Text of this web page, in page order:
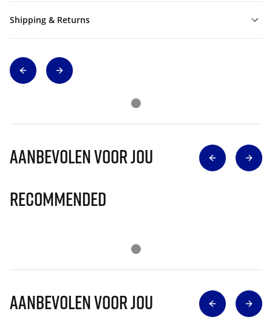
Shipping & Returns
Aanbevolen voor jou
Recommended
Aanbevolen voor jou